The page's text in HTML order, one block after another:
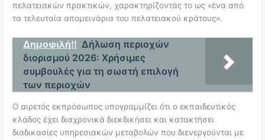
πελατειακών πρακτικών, χαρακτηρίζοντάς το ως «ένα από
τα τελευταία απομεινάρια του πελατειακού κράτους».
Δημοφιλή!! Δήλωση περιοχών
διορισμού 2026: Χρήσιμες
συμβουλές για τη σωστή επιλογή
των περιοχών
Ο αιρετός εκπρόσωπος υπογραμμίζει ότι ο εκπαιδευτικός
κλάδος έχει διαχρονικά διεκδικήσει και κατακτήσει
διαδικασίες υπηρεσιακών μεταβολών που διενεργούνται με